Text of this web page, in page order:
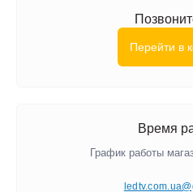
Перейти в
Время
График работы